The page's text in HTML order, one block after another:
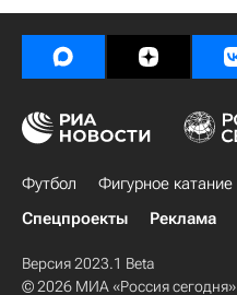
Футбол Фигурное катание
Спецпроекты
Реклама
Версия 2023.1 Beta
© 2026 МИА «Россия сегодня»